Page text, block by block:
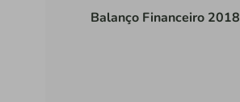
Balanço Financeiro 2018